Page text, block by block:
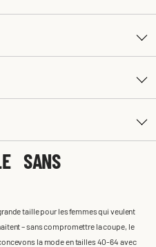
SANS
taille pour les femmes qui veulent
– sans compromettre la coupe, le
la mode en tailles 40-64 avec